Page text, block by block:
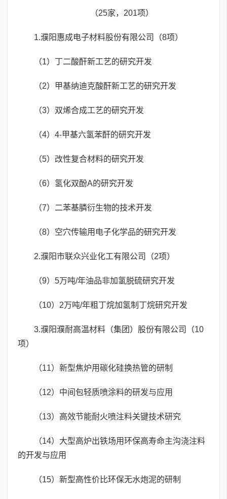
（25家，201项）
1.濮阳惠成电子材料股份有限公司（8项）
（1）丁二酸酐新工艺的研究开发
（2）甲基纳迪克酸酐新工艺的研究开发
（3）双烯合成工艺的研究开发
（4）4-甲基六氢苯酐的研究开发
（5）改性复合材料的研究开发
（6）氢化双酚A的研究开发
（7）二苯基膦衍生物的技术开发
（8）空穴传输用电子化学品的研究开发
2.濮阳市联众兴业化工有限公司（2项）
（9）5万吨/年油品非加氢脱硫研究开发
（10）2万吨/年粗丁烷加氢制丁烷研究开发
3.濮阳濮耐高温材料（集团）股份有限公司（10
项）
（11）新型焦炉用碳化硅换热管的研制
（12）中间包轻质喷涂料的研发与应用
（13）高效节能耐火喷注料关键技术研究
（14）大型高炉出铁场用环保高寿命主沟浇注料
的开发与应用
（15）新型高性价比环保无水炮泥的研制